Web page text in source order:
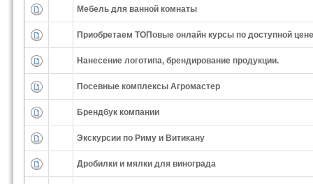
Мебель для ванной комнаты
Приобретаем ТОПовые онлайн курсы по доступной цене
Нанесение логотипа, брендирование продукции.
Посевные комплексы Агромастер
Брендбук компании
Экскурсии по Риму и Витикану
Дробилки и мялки для винограда